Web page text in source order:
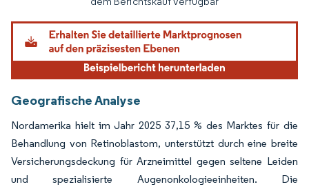
Geografische Analyse
Nordamerika hielt im Jahr 2025 37,15 % des Marktes für die
Behandlung von Retinoblastom, unterstützt durch eine breite
Versicherungsdeckung für Arzneimittel gegen seltene Leiden
und spezialisierte Augenonkologieeinheiten. Die